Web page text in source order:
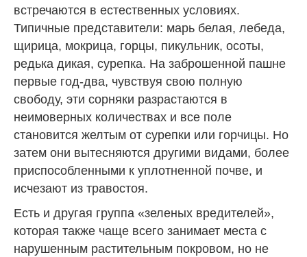
встречаются в естественных условиях.
Типичные представители: марь белая, лебеда,
щирица, мокрица, горцы, пикульник, осоты,
редька дикая, сурепка. На заброшенной пашне
первые год-два, чувствуя свою полную
свободу, эти сорняки разрастаются в
неимоверных количествах и все поле
становится желтым от сурепки или горчицы. Но
затем они вытесняются другими видами, более
приспособленными к уплотненной почве, и
исчезают из травостоя.
Есть и другая группа «зеленых вредителей»,
которая также чаще всего занимает места с
нарушенным растительным покровом, но не